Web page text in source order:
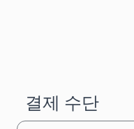
결제 수단